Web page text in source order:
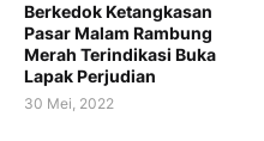
Berkedok Ketangkasan
Pasar Malam Rambung
Merah Terindikasi Buka
Lapak Perjudian
30 Mei, 2022